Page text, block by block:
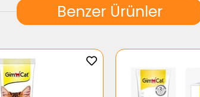
Benzer Ürünler